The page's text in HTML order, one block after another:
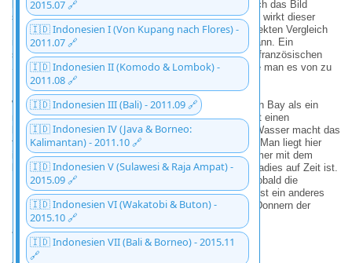
2015.07 🔗
🇮🇩 Indonesien I (Von Kupang nach Flores) -
2011.07 🔗
🇮🇩 Indonesien II (Komodo & Lombok) -
2011.08 🔗
🇮🇩 Indonesien III (Bali) - 2011.09 🔗
🇮🇩 Indonesien IV (Java & Borneo:
Kalimantan) - 2011.10 🔗
🇮🇩 Indonesien V (Sulawesi & Raja Ampat) -
2015.09 🔗
🇮🇩 Indonesien VI (Wakatobi & Buton) -
2015.10 🔗
🇮🇩 Indonesien VII (Bali & Borneo) - 2015.11
🔗
hingegen die Seite zum
, ändert sich das Bild
spürbar. Charme mag vorhanden sein, doch insgesamt wirkt dieser
Bereich der Insel eher wie der kleine Bruder, der im direkten Vergleich
mit der holländischen Effizienz nicht ganz mithalten kann. Ein
schwacher Trost bleibt jedoch: DieCroissantsauf der französischen
Seite schmecken glücklicherweise immer noch so, wie man es von zu
Hause gewohnt ist.
Was unserLeben an Bordbetrifft, hat sich die Simson Bay als ein
nahezu perfekter Ankerplatz erwiesen. Die Bucht bietet einen
hervorragenden Halt im Grund und das flache, ruhige Wasser macht das
tägliche Leben auf der „NatHape“ äusserst angenehm. Man liegt hier
ideal, um die Vorzüge der Insel voll auszukosten – immer mit dem
beruhigenden Wissen im Hinterkopf, dass dies ein Paradies auf Zeit ist.
Denn so sicher man hier auch ankert, eines ist klar: Sobald die
Hurrikan-Saison näher rückt, sollte man sich schleunigst ein anderes
Plätzchen suchen. Doch bis dahin geniessen wir das Donnern der
Flieger und das sanfte Schaukeln in einer der wohl
aussergewöhnlichsten Buchten der Karibik.